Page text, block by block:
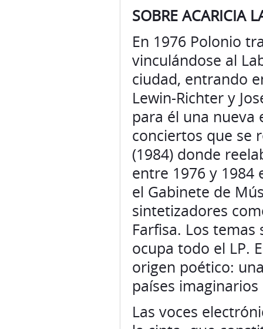
SOBRE ACARICIA
En 1976 Polonio
vinculándose al
ciudad, entrando
Lewin-Richter y
para él una nueva
conciertos que se
(1984) donde
entre 1976 y 1984
el Gabinete de
sintetizadores
Farfisa. Los
ocupa todo el LP.
origen poético:
países imaginarios
Las voces